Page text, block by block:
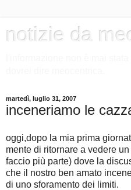
notizie da
martedì, luglio 31, 2007
inceneriamo le
oggi,dopo la mia prima
mente di ritornare a vedere
faccio più parte) dove la
che il nostro ben amato
di uno sforamento dei limiti.